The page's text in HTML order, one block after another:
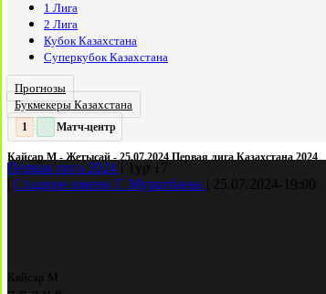
1 Лига
2 Лига
Кубок Казахстана
Суперкубок Казахстана
Прогнозы
Букмекеры Казахстана
: Матч-центр
Кайсар М - Жетысай - 25.07.2024 Первая лига Казахстана 2024
Первая лига 2024
Тур 17
Стадион имени Г. Муратбаева 25.07.2024- 19:00
Кайсар М